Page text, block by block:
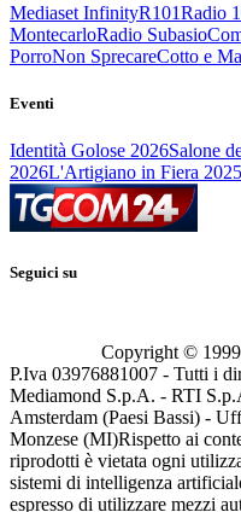
Mediaset InfinityR101Radio
MontecarloRadio Subasio
PorroNon SprecareCotto e
Eventi
Identità Golose 2026Salone
2026L'Artigiano in Fiera 2025
Seguici su
Copyright ©
P.Iva 03976881007 - Tutti i
Mediamond S.p.A. - RTI
Amsterdam (Paesi Bassi) -
Monzese (MI)Rispetto ai
riprodotti è vietata ogni
sistemi di intelligenza
espresso di utilizzare mezzi